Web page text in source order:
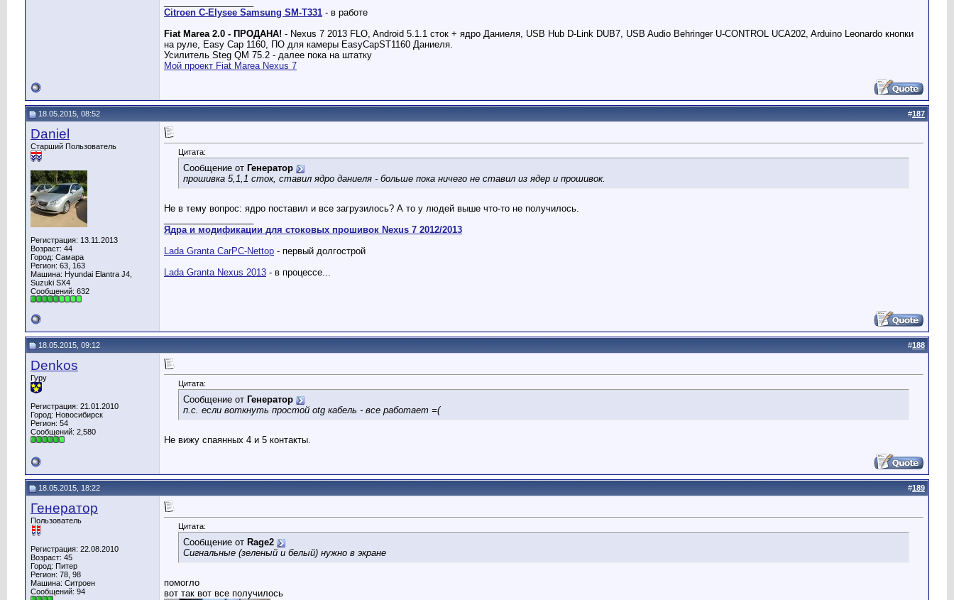
Citroen C-Elysee Samsung SM-T331 - в работе
Fiat Marea 2.0 - ПРОДАНА! - Nexus 7 2013 FLO, Android 5.1.1 сток + ядро Даниеля, USB Hub D-Link DUB7, USB Audio Behringer U-CONTROL UCA202, Arduino Leonardo кнопки
на руле, Easy Cap 1160, ПО для камеры EasyCapST1160 Даниеля.
Усилитель Steg QM 75.2 - далее пока на штатку
Мой проект Fiat Marea Nexus 7
18.05.2015, 08:52 #187
Daniel
Старший Пользователь
Регистрация: 13.11.2013
Возраст: 44
Город: Самара
Регион: 63, 163
Машина: Hyundai Elantra J4,
Suzuki SX4
Сообщений: 632
Цитата:
Сообщение от Генератор
прошивка 5,1,1 сток, ставил ядро даниеля - больше пока ничего не ставил из ядер и прошивок.
Не в тему вопрос: ядро поставил и все загрузилось? А то у людей выше что-то не получилось.
Ядра и модификации для стоковых прошивок Nexus 7 2012/2013
Lada Granta CarPC-Nettop - первый долгострой
Lada Granta Nexus 2013 - в процессе...
18.05.2015, 09:12 #188
Denkos
Гуру
Регистрация: 21.01.2010
Город: Новосибирск
Регион: 54
Сообщений: 2,580
Цитата:
Сообщение от Генератор
п.с. если воткнуть простой otg кабель - все работает =(
Не вижу спаянных 4 и 5 контакты.
18.05.2015, 18:22 #189
Генератор
Пользователь
Регистрация: 22.08.2010
Возраст: 45
Город: Питер
Регион: 78, 98
Машина: Ситроен
Сообщений: 94
Цитата:
Сообщение от Rage2
Сигнальные (зеленый и белый) нужно в экране
помогло
вот так вот все получилось